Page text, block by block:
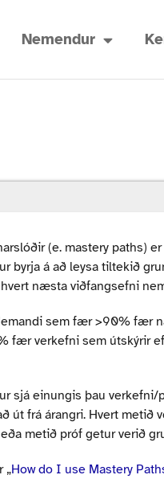
Nemendur
(e. mastery paths)
byrja á að leysa tiltekið
næsta viðfangsefni
sem fær >90% fær
fær verkefni sem útskýrir
sjá einungis þau
út frá árangri. Hvert metið
metið próf getur verið
„How do I use Mastery